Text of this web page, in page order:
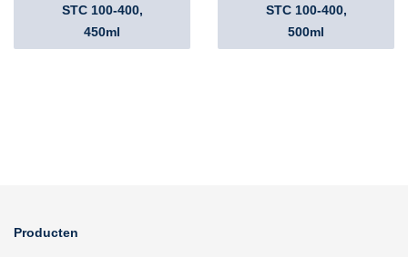
STC 100-400,
450ml
STC 100-400,
500ml
Producten